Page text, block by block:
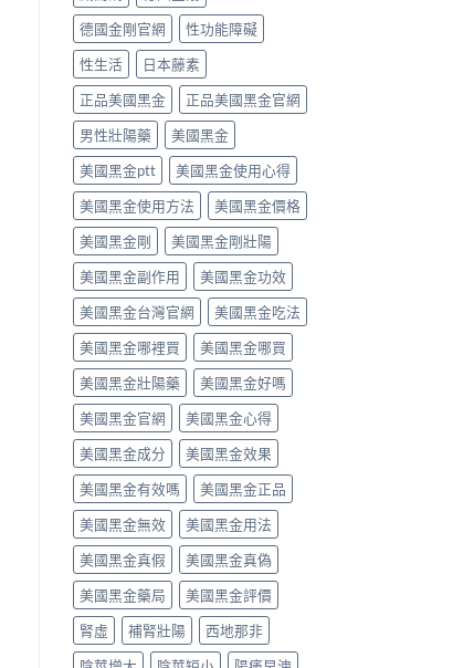
機
制
與
安
全
用
法
完
整
解
析〉
中
用
法
與
香
港
法
律
紅
線〉
中
續
時
間、
正
確
用
法
與
副
作
用
完
整
評
測
指
南〉
中
醫
師
「目
前
PE
最
有
效
之
一」
係
邊
層
意
思，
邊
類
人
先
啱
食〉
中
德國金剛官網
性功能障礙
性生活
日本藤素
正品美國黑金
正品美國黑金官網
男性壯陽藥
美國黑金
美國黑金ptt
美國黑金使用心得
美國黑金使用方法
美國黑金價格
美國黑金剛
美國黑金剛壯陽
美國黑金副作用
美國黑金功效
美國黑金台灣官網
美國黑金吃法
美國黑金哪裡買
美國黑金哪買
美國黑金壯陽藥
美國黑金好嗎
美國黑金官網
美國黑金心得
美國黑金成分
美國黑金效果
美國黑金有效嗎
美國黑金正品
美國黑金無效
美國黑金用法
美國黑金真假
美國黑金真偽
美國黑金藥局
美國黑金評價
腎虛
補腎壯陽
西地那非